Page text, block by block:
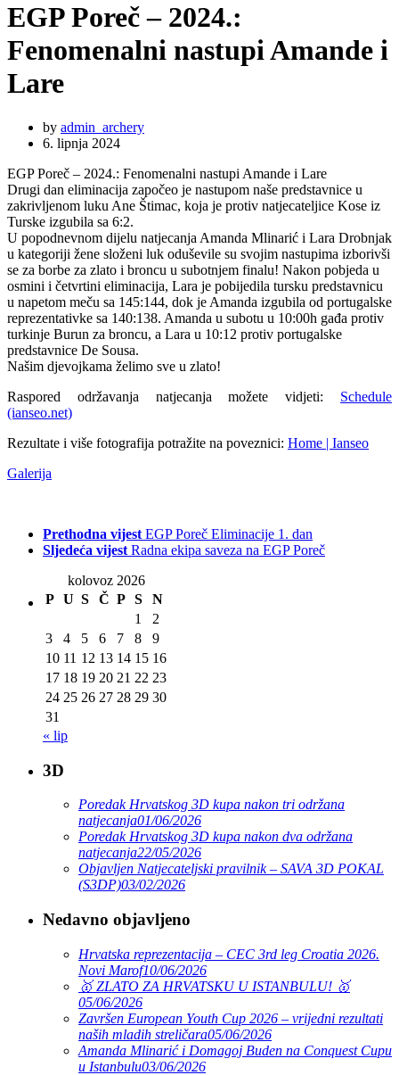
EGP Poreč – 2024.:
Fenomenalni nastupi Amande i
Lare
by admin_archery
6. lipnja 2024
EGP Poreč – 2024.: Fenomenalni nastupi Amande i Lare
Drugi dan eliminacija započeo je nastupom naše predstavnice u
zakrivljenom luku Ane Štimac, koja je protiv natjecateljice Kose iz
Turske izgubila sa 6:2.
U popodnevnom dijelu natjecanja Amanda Mlinarić i Lara Drobnjak
u kategoriji žene složeni luk oduševile su svojim nastupima izborivši
se za borbe za zlato i broncu u subotnjem finalu! Nakon pobjeda u
osmini i četvrtini eliminacija, Lara je pobijedila tursku predstavnicu
u napetom meču sa 145:144, dok je Amanda izgubila od portugalske
reprezentativke sa 140:138. Amanda u subotu u 10:00h gađa protiv
turkinje Burun za broncu, a Lara u 10:12 protiv portugalske
predstavnice De Sousa.
Našim djevojkama želimo sve u zlato!
Raspored održavanja natjecanja možete vidjeti: Schedule
(ianseo.net)
Rezultate i više fotografija potražite na poveznici: Home | Ianseo
Galerija
Prethodna vijest EGP Poreč Eliminacije 1. dan
Sljedeća vijest Radna ekipa saveza na EGP Poreč
kolovoz 2026
P U S Č P S
N
1
2
3
4 5 6 7 8
9
10 11 12 13 14 15 16
17 18 19 20 21 22 23
24 25 26 27 28 29 30
31
« lip
3D
Poredak Hrvatskog 3D kupa nakon tri održana
natjecanja01/06/2026
Poredak Hrvatskog 3D kupa nakon dva održana
natjecanja22/05/2026
Objavljen Natjecateljski pravilnik – SAVA 3D POKAL
(S3DP)03/02/2026
Nedavno objavljeno
Hrvatska reprezentacija – CEC 3rd leg Croatia 2026.
Novi Marof10/06/2026
🥇 ZLATO ZA HRVATSKU U ISTANBULU! 🥇
05/06/2026
Završen European Youth Cup 2026 – vrijedni rezultati
naših mladih streličara05/06/2026
Amanda Mlinarić i Domagoj Buden na Conquest Cupu
u Istanbulu03/06/2026